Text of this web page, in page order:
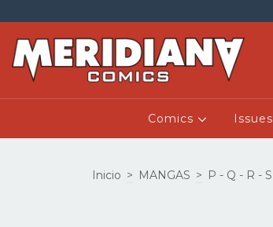
Comics Issues
Inicio > MANGAS > P - Q - R - S